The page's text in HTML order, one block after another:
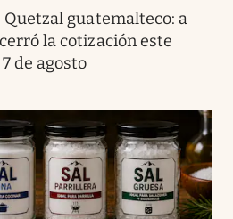
Quetzal guatemalteco: a
la cotización este
de agosto